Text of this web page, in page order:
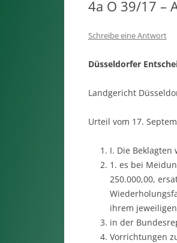
4a O 39/17 –
Schreibe eine Antwort
Düsseldorfer
Landgericht
Urteil vom 17.
I. Die
1. es bei
250.000,00,
ihrem
in der
Vorrichtungen